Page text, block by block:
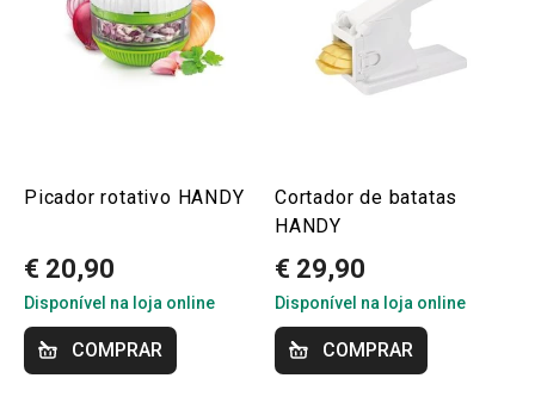
Picador rotativo HANDY
€ 20,90
Disponível na loja online
COMPRAR
Cortador de batatas
HANDY
€ 29,90
Disponível na loja online
COMPRAR